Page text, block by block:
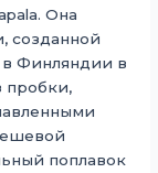
Она
созданной
в Финляндии в
пробки,
поплавок